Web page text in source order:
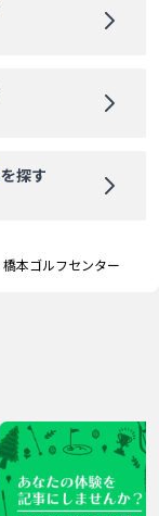
を探す
橋本ゴルフセンター